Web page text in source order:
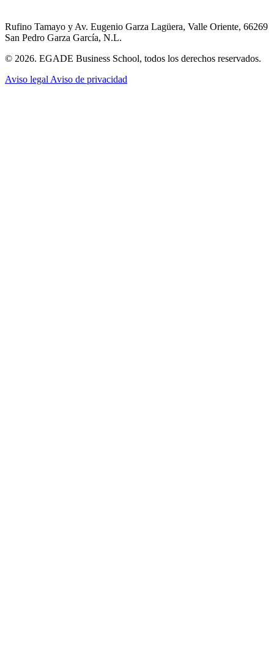
Rufino Tamayo y Av. Eugenio Garza Lagüera, Valle Oriente, 66269
San Pedro Garza García, N.L.
© 2026. EGADE Business School, todos los derechos reservados.
Aviso legal Aviso de privacidad